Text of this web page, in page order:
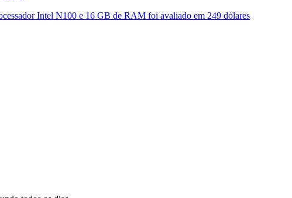
Intel N100 e 16 GB de RAM foi avaliado em 249 dólares